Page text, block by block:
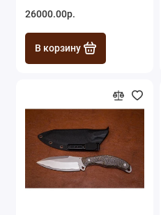
26000.00р.
В корзину